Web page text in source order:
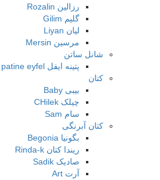
رزالین Rozalin
گلیم Gilim
لیان Liyan
مرسین Mersin
شانل ساتن
پتینه ایفل patine eyfel
کتان
بیبی Baby
چیلک CHilek
سام Sam
کتان آبرنگی
بگونیا Begonia
ریندا کتان Rinda-k
صادیک Sadik
آرت Art